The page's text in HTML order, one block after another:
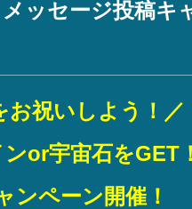
ッセージ投稿キ
祝いしよう！／
or宇宙石をGET
ンペーン開催！